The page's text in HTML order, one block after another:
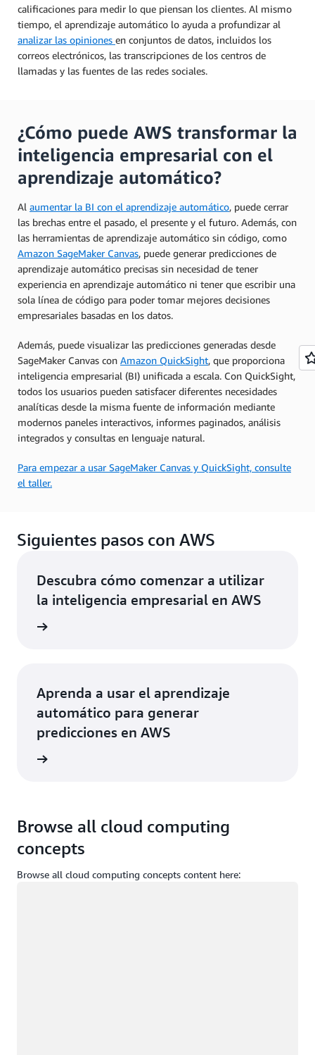
calificaciones para medir lo que piensan los clientes. Al mismo
tiempo, el aprendizaje automático lo ayuda a profundizar al
analizar las opiniones en conjuntos de datos, incluidos los
correos electrónicos, las transcripciones de los centros de
llamadas y las fuentes de las redes sociales.
¿Cómo puede AWS transformar la
inteligencia empresarial con el
aprendizaje automático?
Al aumentar la BI con el aprendizaje automático, puede cerrar
las brechas entre el pasado, el presente y el futuro. Además, con
las herramientas de aprendizaje automático sin código, como
Amazon SageMaker Canvas, puede generar predicciones de
aprendizaje automático precisas sin necesidad de tener
experiencia en aprendizaje automático ni tener que escribir una
sola línea de código para poder tomar mejores decisiones
empresariales basadas en los datos.
Además, puede visualizar las predicciones generadas desde
SageMaker Canvas con Amazon QuickSight, que proporciona
inteligencia empresarial (BI) unificada a escala. Con QuickSight,
todos los usuarios pueden satisfacer diferentes necesidades
analíticas desde la misma fuente de información mediante
modernos paneles interactivos, informes paginados, análisis
integrados y consultas en lenguaje natural.
Para empezar a usar SageMaker Canvas y QuickSight, consulte
el taller.
Siguientes pasos con AWS
Descubra cómo comenzar a utilizar
la inteligencia empresarial en AWS
Aprenda a usar el aprendizaje
automático para generar
predicciones en AWS
Browse all cloud computing
concepts
Browse all cloud computing concepts content here: